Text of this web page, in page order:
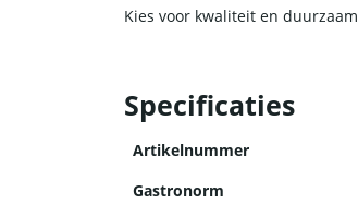
Kies voor kwaliteit en
Specificaties
Artikelnummer
Gastronorm